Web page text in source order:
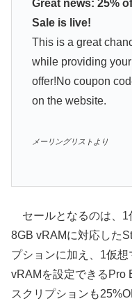
Great news: 25%
Sale is live!
This is a great
while providing
offer!No coupon
on the website.
メーリングリストより
セールとなるのは、1
8GB vRAMに対応した
プションに加え、1仮
vRAMを設定できるPro
スクリプションも